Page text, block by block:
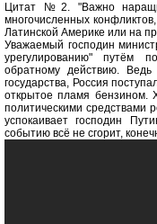
Цитат №2. "Важно
многочисленных
Латинской Америке или на
Уважаемый господин
урегулированию" путём
обратному действию. Ведь
государства, Россия
открытое пламя бензином.
политическими средствами
успокаивает господин
событию всё не сгорит,